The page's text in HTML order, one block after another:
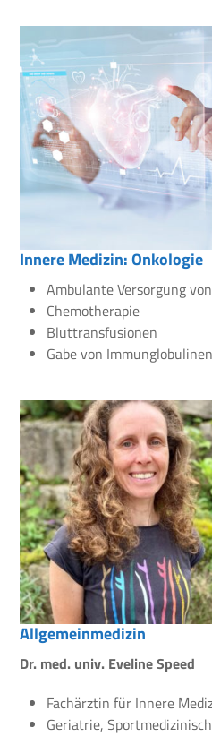
Innere Medizin: Onkologie
Ambulante Versorgung
Chemotherapie
Bluttransfusionen
Gabe von Immunglobulinen
Allgemeinmedizin
Dr. med. univ. Eveline Speed
Fachärztin für Innere
Geriatrie,